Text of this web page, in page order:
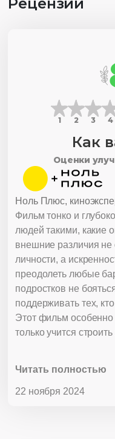
1 2 3 4
Как
Оценки
Фильм тонко и
людей такими, какие
внешние различия не
личности, а
преодолеть любые
подростков не
поддерживать тех,
Этот фильм особенно
только учится
Читать полностью
22 ноября 2024
Ноль Плюс,